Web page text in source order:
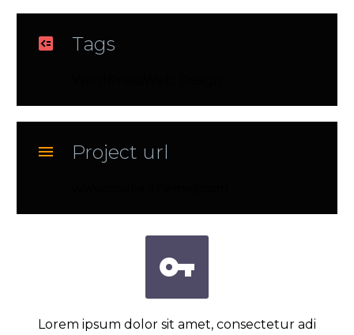
 Tags
 Project url


Lorem ipsum dolor sit amet, consectetur adi